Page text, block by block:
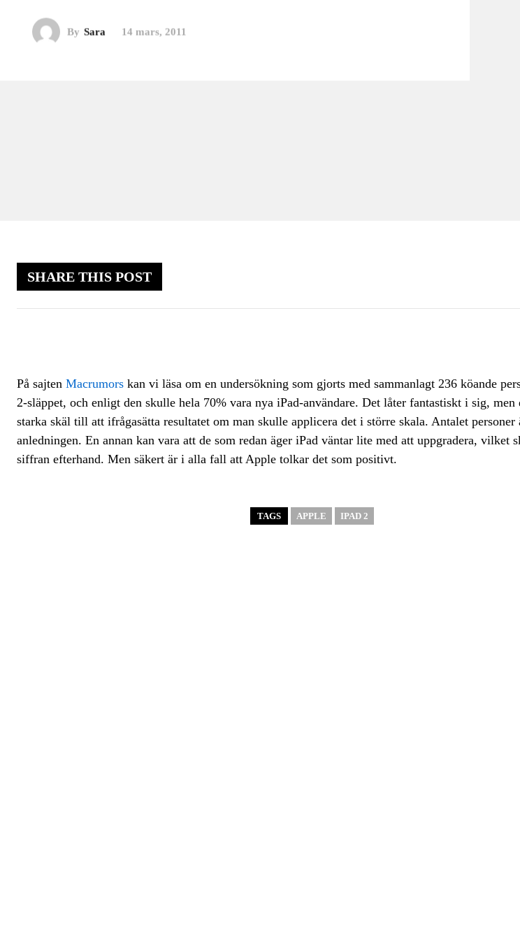
By Sara 14 mars, 2011
SHARE THIS POST
På sajten Macrumors kan vi läsa om en undersökning som gjorts med sammanlagt 236 köande
2-släppet, och enligt den skulle hela 70% vara nya iPad-användare. Det låter fantastiskt i sig,
starka skäl till att ifrågasätta resultatet om man skulle applicera det i större skala. Antalet personer
anledningen. En annan kan vara att de som redan äger iPad väntar lite med att uppgradera, vilket
siffran efterhand. Men säkert är i alla fall att Apple tolkar det som positivt.
TAGS APPLE IPAD 2